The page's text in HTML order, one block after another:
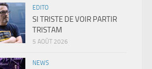
EDITO
SI TRISTE DE VOIR PARTIR
TRISTAM
5 AOÛT 2026
NEWS